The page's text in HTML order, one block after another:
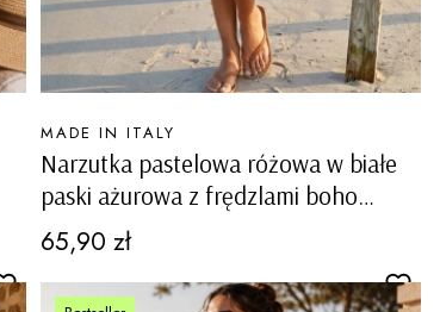
Narzutka pastelowa różowa w białe
paski ażurowa z frędzlami boho
Valvestino
PRODUCENT
MADE IN ITALY
Cena
65,90 zł